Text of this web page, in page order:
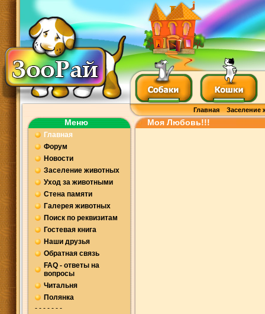
Главная Заселение
Меню
Главная
Форум
Новости
Заселение животных
Уход за животными
Стена памяти
Галерея животных
Поиск по реквизитам
Гостевая книга
Наши друзья
Обратная связь
FAQ - ответы на
вопросы
Читальня
Полянка
- - - - - - -
Моя Любовь!!!